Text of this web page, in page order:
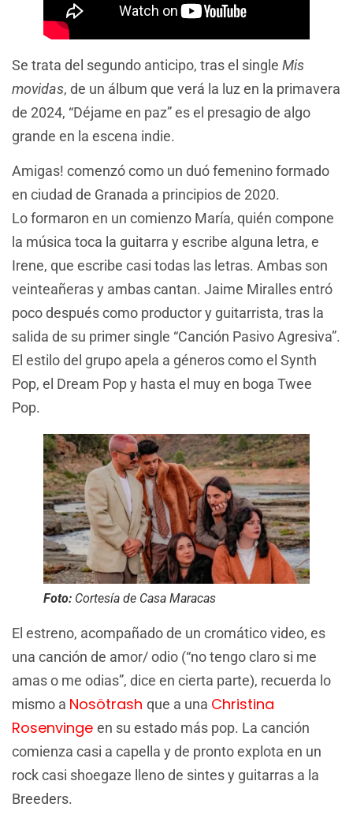
Se trata del segundo anticipo, tras el single Mis
movidas, de un álbum que verá la luz en la primavera
de 2024, “Déjame en paz” es el presagio de algo
grande en la escena indie.
Amigas! comenzó como un duó femenino formado
en ciudad de Granada a principios de 2020.
Lo formaron en un comienzo María, quién compone
la música toca la guitarra y escribe alguna letra, e
Irene, que escribe casi todas las letras. Ambas son
veinteañeras y ambas cantan. Jaime Miralles entró
poco después como productor y guitarrista, tras la
salida de su primer single “Canción Pasivo Agresiva”.
El estilo del grupo apela a géneros como el Synth
Pop, el Dream Pop y hasta el muy en boga Twee
Pop.
Foto: Cortesía de Casa Maracas
El estreno, acompañado de un cromático video, es
una canción de amor/ odio (“no tengo claro si me
amas o me odias”, dice en cierta parte), recuerda lo
mismo a Nosötrash que a una Christina
Rosenvinge en su estado más pop. La canción
comienza casi a capella y de pronto explota en un
rock casi shoegaze lleno de sintes y guitarras a la
Breeders.